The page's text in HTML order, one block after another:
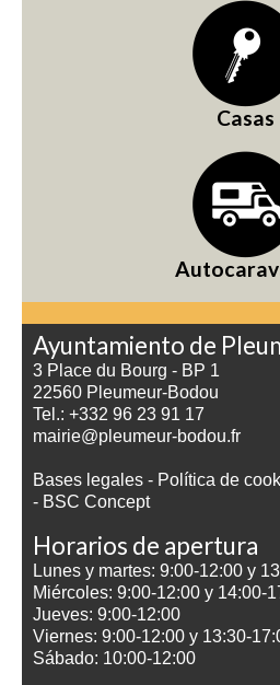
Casas
Ayuntamiento de
3 Place du Bourg - BP 1
22560 Pleumeur-Bodou
Tel.: +332 96 23 91 17
mairie@pleumeur-bodou.fr
Bases legales - Política de
- BSC Concept
Horarios de apertura
Lunes y martes: 9:00-12:00 y
Miércoles: 9:00-12:00 y 14:00-
Jueves: 9:00-12:00
Viernes: 9:00-12:00 y 13:30-
Sábado: 10:00-12:00